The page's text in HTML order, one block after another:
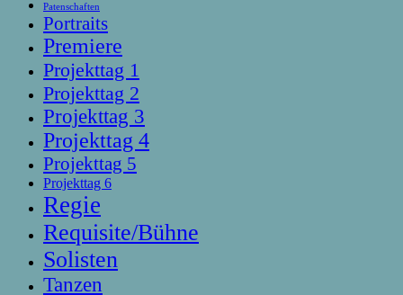
Patenschaften
Portraits
Premiere
Projekttag 1
Projekttag 2
Projekttag 3
Projekttag 4
Projekttag 5
Projekttag 6
Regie
Requisite/Bühne
Solisten
Tanzen